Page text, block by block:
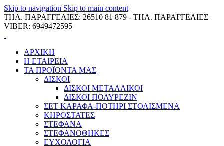
Skip to navigation Skip to main content
ΤΗΛ. ΠΑΡΑΓΓΕΛΙΕΣ: 26510 81 879 - ΤΗΛ. ΠΑΡΑΓΓΕΛΙΕΣ
VIBER: 6949472595
ΑΡΧΙΚΗ
Η ΕΤΑΙΡΕΙΑ
ΤΑ ΠΡΟΪΟΝΤΑ ΜΑΣ
ΔΙΣΚΟΙ
ΔΙΣΚΟΙ ΜΕΤΑΛΛΙΚΟΙ
ΔΙΣΚΟΙ ΠΟΛΥΡΕΖΙΝ
ΣΕΤ ΚΑΡΑΦΑ-ΠΟΤΗΡΙ ΣΤΟΛΙΣΜΕΝΑ
ΚΗΡΟΣΤΑΤΕΣ
ΣΤΕΦΑΝΑ
ΣΤΕΦΑΝΟΘΗΚΕΣ
ΕΥΧΟΛΟΓΙΑ